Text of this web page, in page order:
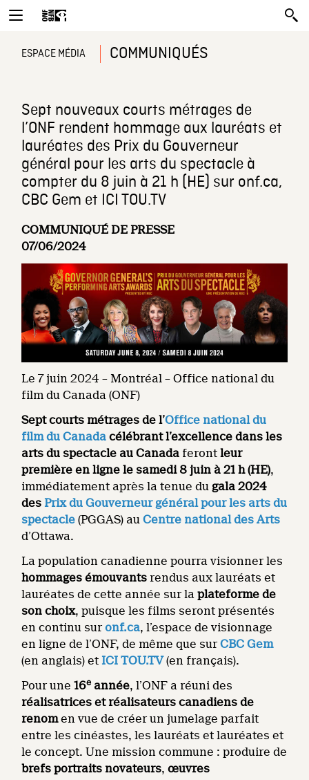
ESPACE MÉDIA COMMUNIQUÉS
Sept nouveaux courts métrages de
l’ONF rendent hommage aux lauréats et
lauréates des Prix du Gouverneur
général pour les arts du spectacle à
compter du 8 juin à 21 h (HE) sur onf.ca,
CBC Gem et ICI TOU.TV
COMMUNIQUÉ DE PRESSE
07/06/2024
Le 7 juin 2024 – Montréal – Office national du
film du Canada (ONF)
Sept courts métrages de l’Office national du
film du Canada célébrant l’excellence dans les
arts du spectacle au Canada ferontleur
première en ligne le samedi 8 juin à 21 h (HE),
immédiatement après la tenue du gala 2024
des Prix du Gouverneur général pour les arts du
spectacle (PGGAS) auCentre national des Arts
d’Ottawa.
La population canadienne pourra visionner les
hommages émouvants rendus aux lauréats et
lauréates de cette année sur laplateforme de
son choix, puisque les films seront présentés
en continu suronf.ca, l’espace de visionnage
en ligne de l’ONF, de même que surCBC Gem
(en anglais) et ICI TOU.TV(en français).
Pour une16e année, l’ONF a réuni des
réalisatrices et réalisateurs canadiens de
renomen vue de créer un jumelage parfait
entre les cinéastes, les lauréats et lauréates et
le concept. Une mission commune : produire de
brefs portraits novateurs, œuvres